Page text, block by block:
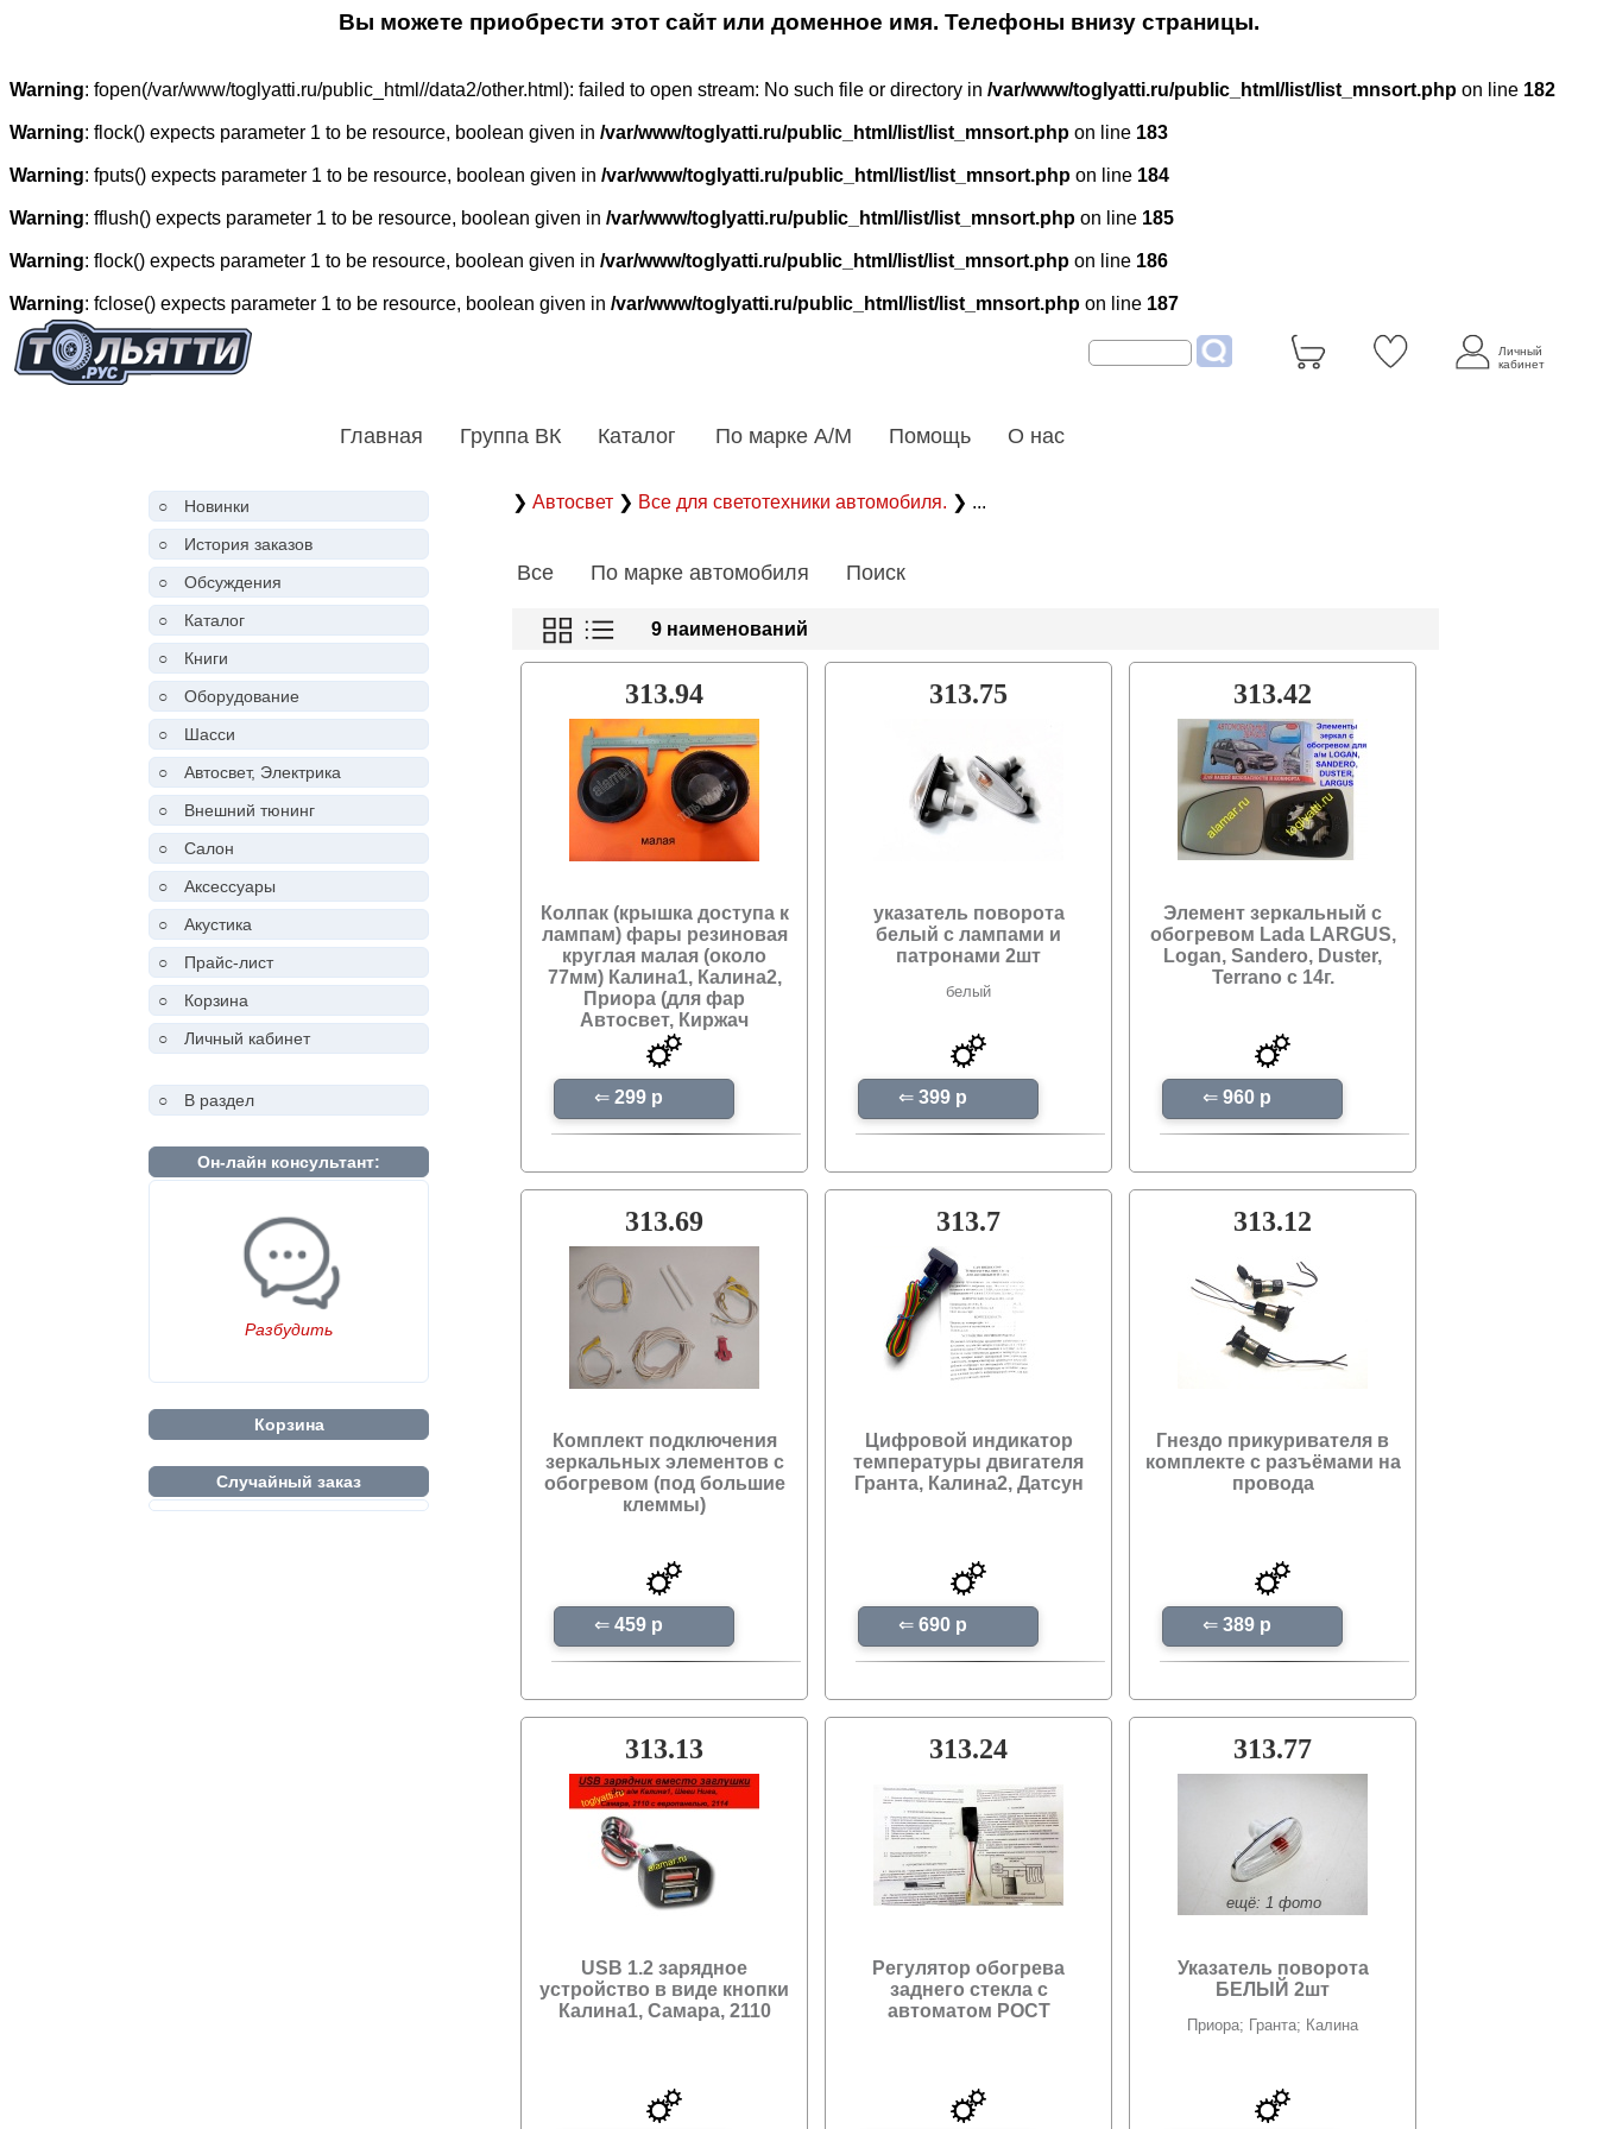
Вы можете приобрести этот сайт или доменное имя. Телефоны внизу страницы.
Warning: fopen(/var/www/toglyatti.ru/public_html//data2/other.html): failed to open stream: No such file or directory in /var/www/toglyatti.ru/public_html/list/list_mnsort.php on line 182
Warning: flock() expects parameter 1 to be resource, boolean given in /var/www/toglyatti.ru/public_html/list/list_mnsort.php on line 183
Warning: fputs() expects parameter 1 to be resource, boolean given in /var/www/toglyatti.ru/public_html/list/list_mnsort.php on line 184
Warning: fflush() expects parameter 1 to be resource, boolean given in /var/www/toglyatti.ru/public_html/list/list_mnsort.php on line 185
Warning: flock() expects parameter 1 to be resource, boolean given in /var/www/toglyatti.ru/public_html/list/list_mnsort.php on line 186
Warning: fclose() expects parameter 1 to be resource, boolean given in /var/www/toglyatti.ru/public_html/list/list_mnsort.php on line 187
Личный
кабинет
Главная Группа ВК Каталог По марке А/М Помощь О нас
○
Новинки
○
История заказов
○
Обсуждения
○
Каталог
○
Книги
○
Оборудование
○
Шасси
○
Автосвет, Электрика
○
Внешний тюнинг
○
Салон
○
Аксессуары
○
Акустика
○
Прайс-лист
○
Корзина
○
Личный кабинет
○ В раздел
Он-лайн консультант:
Разбудить
Корзина
Случайный заказ
❯ Автосвет ❯ Все для светотехники автомобиля. ❯ ...
Все По марке автомобиля Поиск
9 наименований
313.94
Колпак (крышка доступа к
лампам) фары резиновая
круглая малая (около
77мм) Калина1, Калина2,
Приора (для фар
Автосвет, Киржач
⇐ 299 p
313.75
указатель поворота
белый с лампами и
патронами 2шт
белый
⇐ 399 p
313.42
Элемент зеркальный с
обогревом Lada LARGUS,
Logan, Sandero, Duster,
Terrano c 14г.
⇐ 960 p
313.69
Комплект подключения
зеркальных элементов с
обогревом (под большие
клеммы)
⇐ 459 p
313.7
Цифровой индикатор
температуры двигателя
Гранта, Калина2, Датсун
⇐ 690 p
313.12
Гнездо прикуривателя в
комплекте с разъёмами на
провода
⇐ 389 p
313.13
USB 1.2 зарядное
устройство в виде кнопки
Калина1, Самара, 2110
313.24
Регулятор обогрева
заднего стекла с
автоматом РОСТ
313.77
ещё: 1 фото
Указатель поворота
БЕЛЫЙ 2шт
Приора; Гранта; Калина